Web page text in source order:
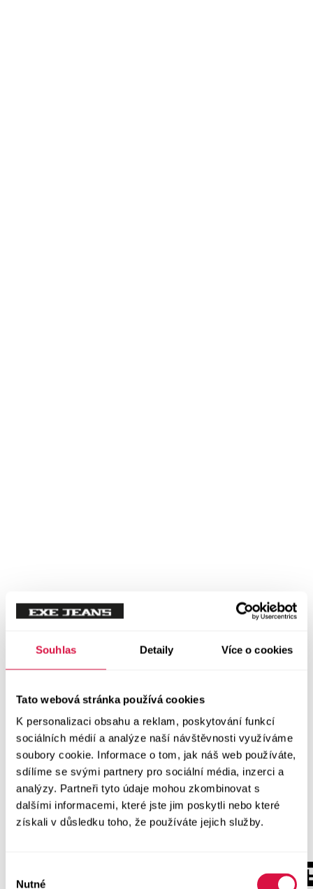
Souhlas Detaily Více o cookies
Tato webová stránka používá cookies
K personalizaci obsahu a reklam, poskytování funkcí
sociálních médií a analýze naší návštěvnosti využíváme
soubory cookie. Informace o tom, jak náš web používáte,
sdílíme se svými partnery pro sociální média, inzerci a
analýzy. Partneři tyto údaje mohou zkombinovat s
dalšími informacemi, které jste jim poskytli nebo které
získali v důsledku toho, že používáte jejich služby.
Nutné